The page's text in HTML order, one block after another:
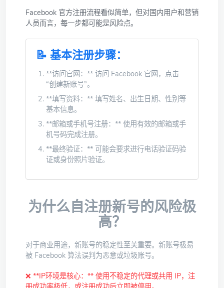
Facebook 官方注册流程看似简单，但对国内用户和营销
人员而言，每一步都可能是风险点。
📝 基本注册步骤：
**访问官网：** 访问 Facebook 官网，点击
“创建新账号”。
**填写资料：** 填写姓名、出生日期、性别等
基本信息。
**邮箱或手机号注册：** 使用有效的邮箱或手
机号码完成注册。
**最终验证：** 可能会要求进行电话验证码验
证或身份照片验证。
为什么自注册新号的风险极
高？
对于商业用途，新账号的稳定性至关重要。新账号极易
被 Facebook 算法误判为恶意或垃圾账号。
❌ **IP环境是核心：** 使用不稳定的代理或共用 IP，注